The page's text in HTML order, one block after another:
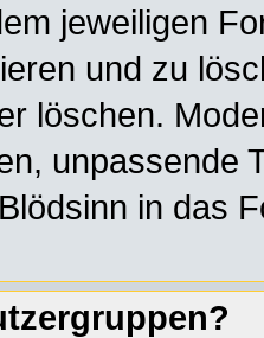
jeweiligen
und zu
löschen.
unpassende
in das